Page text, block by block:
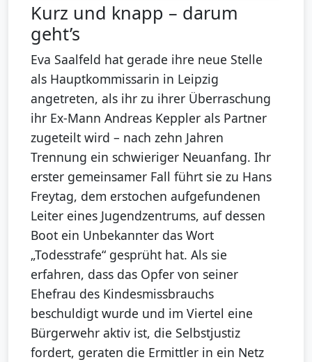
Kurz und knapp – darum
geht’s
Eva Saalfeld hat gerade ihre neue Stelle
als Hauptkommissarin in Leipzig
angetreten, als ihr zu ihrer Überraschung
ihr Ex-Mann Andreas Keppler als Partner
zugeteilt wird – nach zehn Jahren
Trennung ein schwieriger Neuanfang. Ihr
erster gemeinsamer Fall führt sie zu Hans
Freytag, dem erstochen aufgefundenen
Leiter eines Jugendzentrums, auf dessen
Boot ein Unbekannter das Wort
„Todesstrafe“ gesprüht hat. Als sie
erfahren, dass das Opfer von seiner
Ehefrau des Kindesmissbrauchs
beschuldigt wurde und im Viertel eine
Bürgerwehr aktiv ist, die Selbstjustiz
fordert, geraten die Ermittler in ein Netz